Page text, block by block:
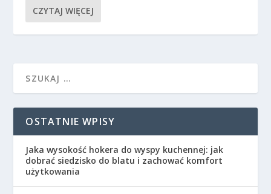
CZYTAJ WIĘCEJ
OSTATNIE WPISY
Jaka wysokość hokera do wyspy kuchennej: jak
dobrać siedzisko do blatu i zachować komfort
użytkowania